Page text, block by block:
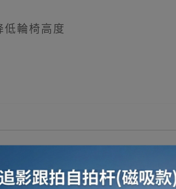
輪椅高度